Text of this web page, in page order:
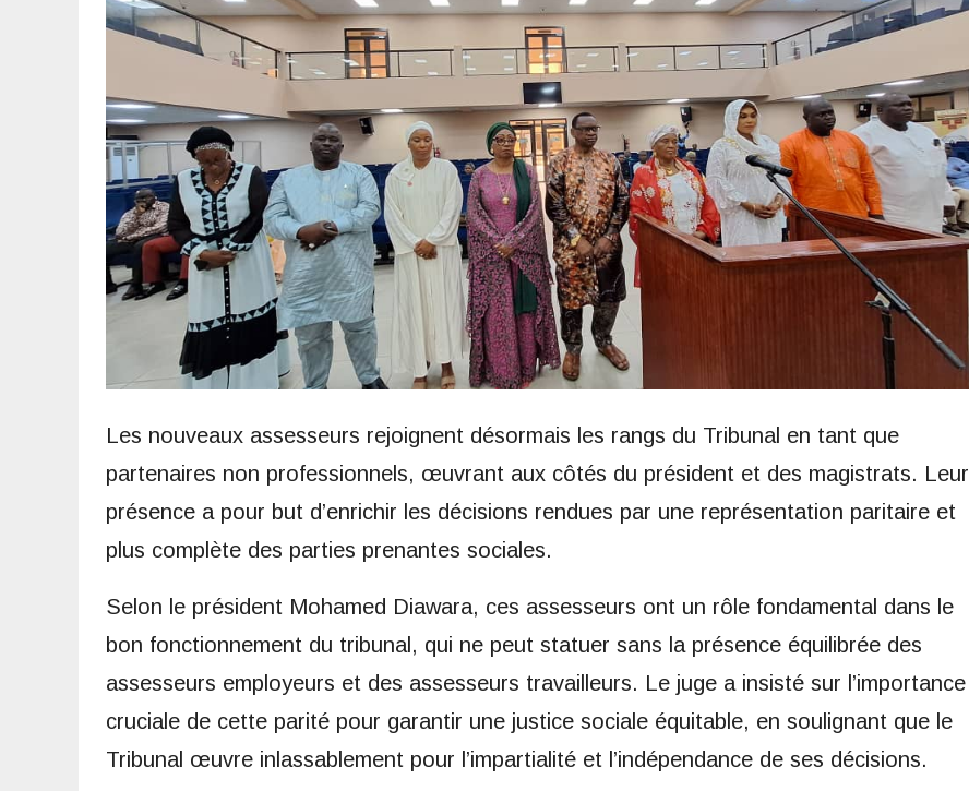
Les nouveaux assesseurs rejoignent désormais les rangs du Tribunal en tant que
partenaires non professionnels, œuvrant aux côtés du président et des magistrats. Leur
présence a pour but d’enrichir les décisions rendues par une représentation paritaire et
plus complète des parties prenantes sociales.
Selon le président Mohamed Diawara, ces assesseurs ont un rôle fondamental dans le
bon fonctionnement du tribunal, qui ne peut statuer sans la présence équilibrée des
assesseurs employeurs et des assesseurs travailleurs. Le juge a insisté sur l’importance
cruciale de cette parité pour garantir une justice sociale équitable, en soulignant que le
Tribunal œuvre inlassablement pour l’impartialité et l’indépendance de ses décisions.